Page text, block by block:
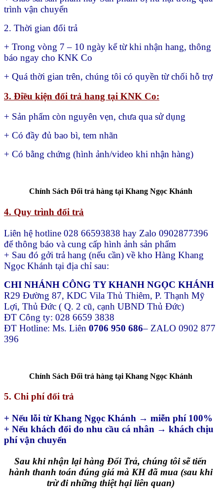
trình vận chuyển
2. Thời gian đổi trả
+ Trong vòng 7 – 10 ngày kể từ khi nhận hang, thông
báo ngay cho KNK Co
+ Quá thời gian trên, chúng tôi có quyền từ chối hỗ trợ
3. Điều kiện đổi trả hang tại KNK Co:
+ Sản phẩm còn nguyên vẹn, chưa qua sử dụng
+ Có đầy đủ bao bì, tem nhãn
+ Có bằng chứng (hình ảnh/video khi nhận hàng)
Chính Sách Đổi trả hàng tại Khang Ngọc Khánh
4. Quy trình đổi trả
Liên hệ hotline 028 66593838 hay Zalo 0902877396
để thông báo và cung cấp hình ảnh sản phẩm
+ Sau đó gởi trả hang (nếu cần) về kho Hàng Khang
Ngọc Khánh tại địa chỉ sau:
CHI NHÁNH CÔNG TY KHANH NGỌC KHÁNH
R29 Đường 87, KDC Vila Thủ Thiêm, P. Thạnh Mỹ
Lợi, Thủ Đức ( Q. 2 cũ, cạnh UBND Thủ Đức)
ĐT Công ty: 028 6659 3838
ĐT Hotline: Ms. Liên 0706 950 686– ZALO 0902 877
396
Chính Sách Đổi trả hàng tại Khang Ngọc Khánh
5. Chi phí đổi trả
+ Nếu lỗi từ Khang Ngọc Khánh → miễn phí 100%
+ Nếu khách đổi do nhu cầu cá nhân → khách chịu
phí vận chuyển
Sau khi nhận lại hàng Đổi Trả, chúng tôi sẽ tiến
hành thanh toán đúng giá mà KH đã mua (sau khi
trừ đi những thiệt hại liên quan)